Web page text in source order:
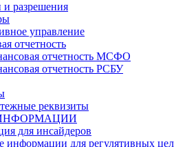
разрешения
управление
отчетность
отчетность МСФО
отчетность РСБУ
реквизиты
для инсайдеров
информации для регулятивных